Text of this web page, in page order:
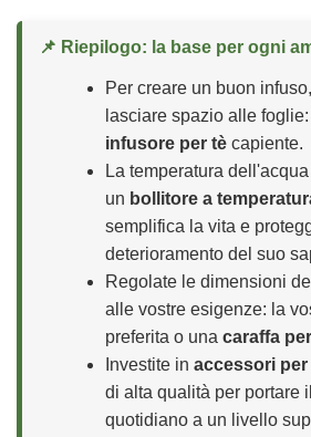
📌 Riepilogo: la base per ogni
Per creare un buon
lasciare spazio alle
infusore per tè capiente.
La temperatura
un bollitore a
semplifica la vita e
deterioramento del suo
Regolate le dimensioni
alle vostre esigenze: la
preferita o una caraffa
Investite in accessori
di alta qualità per portare
quotidiano a un livello